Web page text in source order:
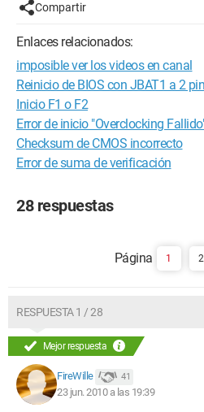
gracias por darme luz.
A+
Configuración: placa madre
Compartir
Enlaces relacionados:
imposible ver los videos en canal
Reinicio de BIOS con JBAT1 a 2
Inicio F1 o F2
Error de inicio "Overclocking
Checksum de CMOS incorrecto
Error de suma de verificación
28 respuestas
1 2
RESPUESTA 1 / 28
Mejor respuesta
FireWille 41
23 jun. 2010 a las 19:39